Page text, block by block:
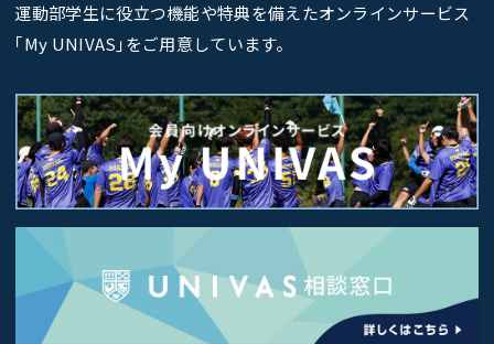
運動部学生に役立つ機能や特典を備えたオンラインサービス
｢My UNIVAS｣をご用意しています。